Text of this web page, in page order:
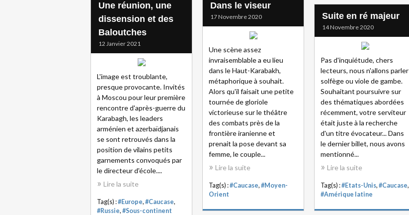
Une réunion, une
dissension et des
Baloutches
12 Janvier 2021
L'image est troublante,
presque provocante. Invités
à Moscou pour leur première
rencontre d'après-guerre du
Karabagh, les leaders
arménien et azerbaïdjanais
se sont retrouvés dans la
position de vilains petits
garnements convoqués par
le directeur d'école....
Lire la suite
Tag(s) :#Europe, #Caucase,
#Russie, #Sous-continent
Dans le viseur
17 Novembre 2020
Une scène assez
invraisemblable a eu lieu
dans le Haut-Karabakh,
métaphorique à souhait.
Alors qu'il faisait une petite
tournée de gloriole
victorieuse sur le théâtre
des combats près de la
frontière iranienne et
prenait la pose devant sa
femme, le couple...
Lire la suite
Tag(s) :#Caucase, #Moyen-
Orient
Suite en ré majeur
14 Novembre 2020
Pas d'inquiétude, chers
lecteurs, nous n'allons parler
solfège ou viole de gambe.
Souhaitant poursuivre sur
des thématiques abordées
récemment, votre serviteur
était juste à la recherche
d'un titre évocateur... Dans
le dernier billet, nous avons
mentionné...
Lire la suite
Tag(s) :#Etats-Unis, #Caucase,
#Amérique latine